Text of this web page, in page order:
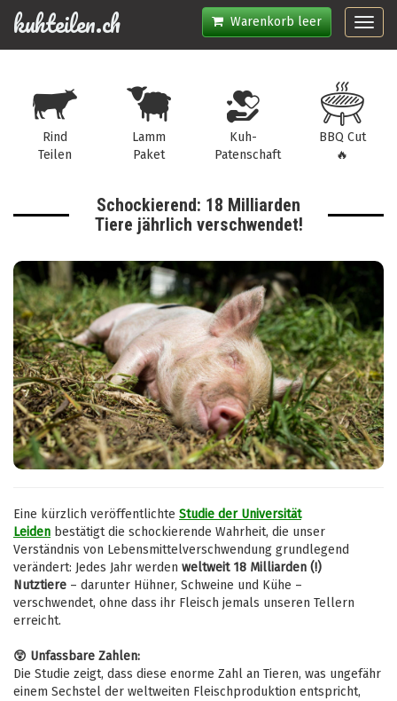
Warenkorb leer
kuhteilen.ch
Rind
Teilen
Lamm
Paket
Kuh-
Patenschaft
BBQ Cut
🔥
Schockierend: 18 Milliarden
Tiere jährlich verschwendet!
Eine kürzlich veröffentlichte Studie der Universität
Leiden bestätigt die schockierende Wahrheit, die unser
Verständnis von Lebensmittelverschwendung grundlegend
verändert: Jedes Jahr werden weltweit 18 Milliarden (!)
Nutztiere – darunter Hühner, Schweine und Kühe –
verschwendet, ohne dass ihr Fleisch jemals unseren Tellern
erreicht.
😲 Unfassbare Zahlen:
Die Studie zeigt, dass diese enorme Zahl an Tieren, was ungefähr
einem Sechstel der weltweiten Fleischproduktion entspricht,